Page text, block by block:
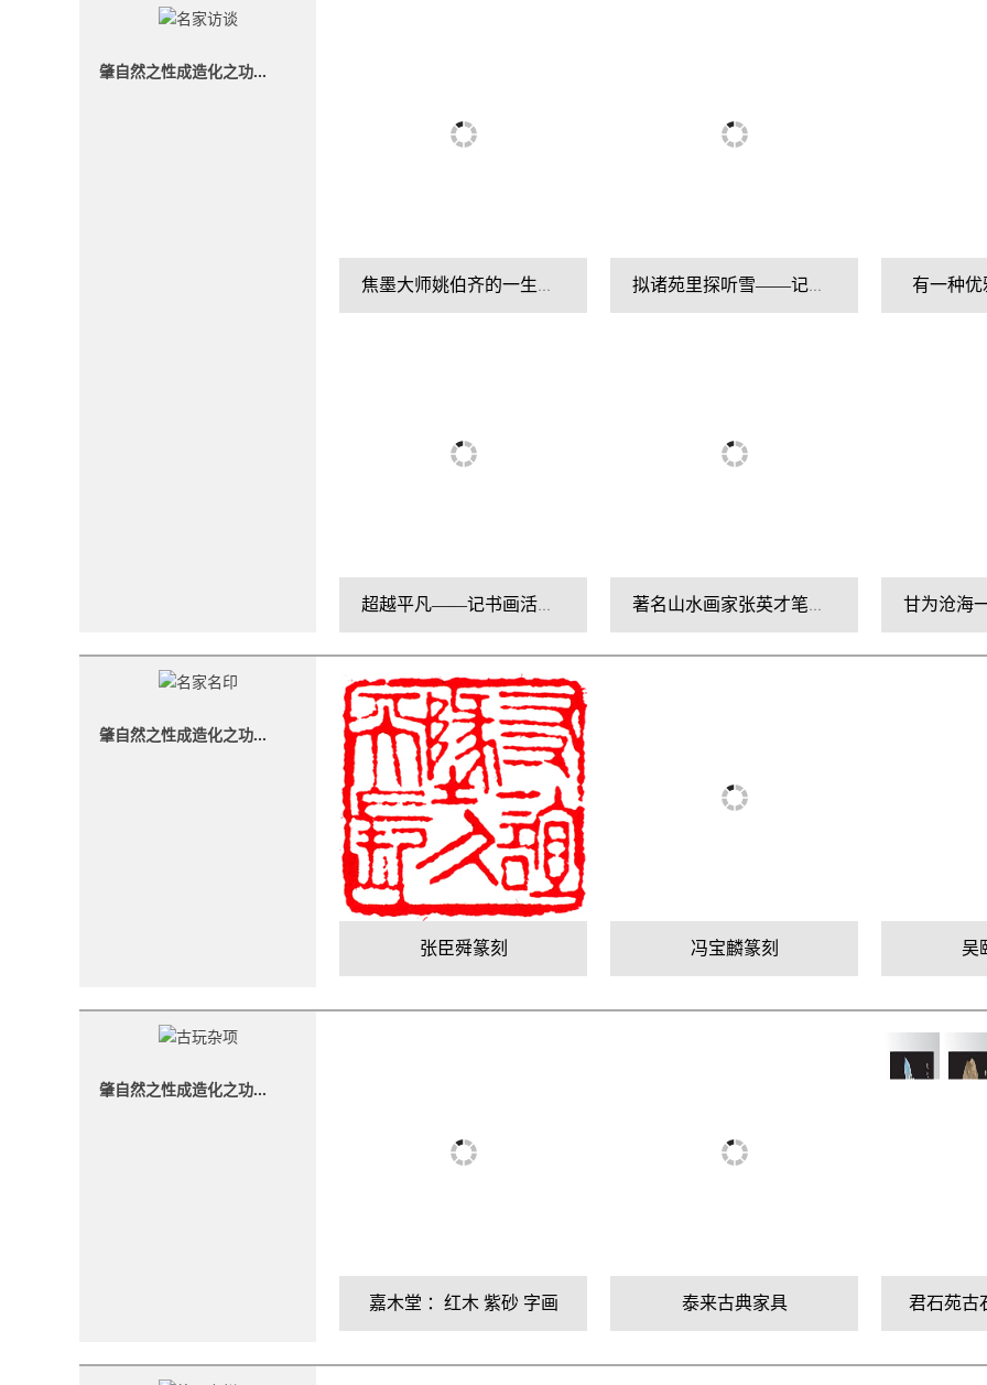
肇自然之性成造化之功...
有一种优
肇自然之性成造化之功...
张臣舜篆刻 冯宝麟篆刻 吴
肇自然之性成造化之功...
嘉木堂 ：红木 紫砂 字画 泰来古典家具 君石苑古